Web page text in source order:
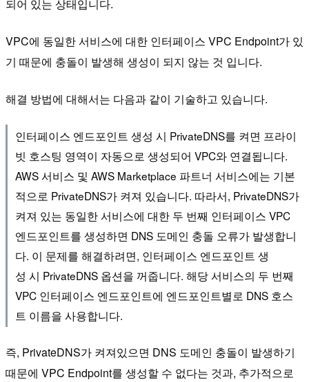
되어 있는 상태입니다.
VPC에 동일한 서비스에 대한 인터페이스 VPC Endpoint가 있
기 때문에 충돌이 발생해 생성이 되지 않는 것 입니다.
해결 방법에 대해서는 다음과 같이 기술하고 있습니다.
인터페이스 엔드포인트 생성 시 PrivateDNS를 켜면 프라이
빗 호스팅 영역이 자동으로 생성되어 VPC와 연결됩니다.
AWS 서비스 및 AWS Marketplace 파트너 서비스에는 기본
적으로 PrivateDNS가 켜져 있습니다. 따라서, PrivateDNS가
켜져 있는 동일한 서비스에 대한 두 번째 인터페이스 VPC
엔드포인트를 생성하면 DNS 도메인 충돌 오류가 발생합니
다. 이 문제를 해결하려면, 인터페이스 엔드포인트 생
성 시 PrivateDNS 옵션을 꺼줍니다. 해당 서비스의 두 번째
VPC 인터페이스 엔드포인트에 엔드포인트별로 DNS 호스
트 이름을 사용합니다.
즉, PrivateDNS가 켜져있으면 DNS 도메인 충돌이 발생하기
때문에 VPC Endpoint를 생성할 수 없다는 것과, 추가적으로